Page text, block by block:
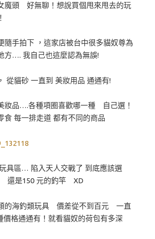
魔頭 好無聊！想說買個甩來甩去的玩
隨手拍下 ，這家店被台中很多貓奴尊為
方…. 我自己也這麼認為無誤!
從貓砂 一直到 美妝用品 通通有!
妝品….各種項圈喜歡哪一種 自己選！
食 每一排走道 都有不同的商品
具區… 陷入天人交戰了 到底應該選
還是150 元的釣竿 XD
的海釣類玩具 價差從不到百元 一直
價格通通有！就看貓奴的荷包有多深